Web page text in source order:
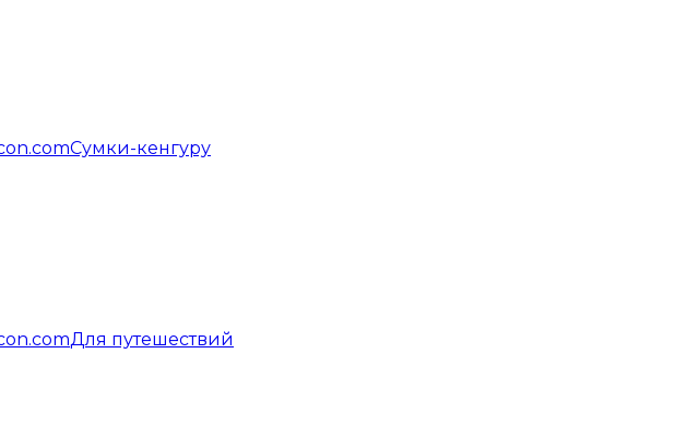
Сумки-кенгуру
Для путешествий